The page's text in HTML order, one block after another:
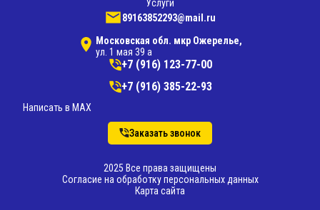
Услуги
89163852293@mail.ru
Московская обл. мкр Ожерелье,
ул. 1 мая 39 а
+7 (916) 123-77-00
+7 (916) 385-22-93
Написать в MAX
Заказать звонок
2025 Все права защищены
Согласие на обработку персональных данных
Карта сайта